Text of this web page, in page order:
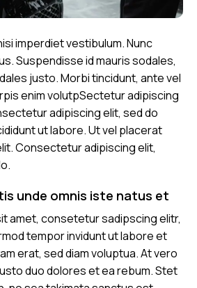
imperdiet vestibulum. Nunc
Suspendisse id mauris sodales,
justo. Morbi tincidunt, ante vel
enim volutpSectetur adipiscing
adipiscing elit, sed do
ut labore. Ut vel placerat
Consectetur adipiscing elit,
unde omnis iste natus et
amet, consetetur sadipscing elitr,
tempor invidunt ut labore et
erat, sed diam voluptua. At vero
duo dolores et ea rebum. Stet